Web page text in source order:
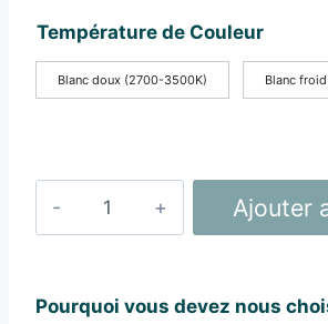
Température de Couleur
Blanc doux (2700-3500K) Blanc
quantité
Design
Ajouter
Pourquoi vous devez nous